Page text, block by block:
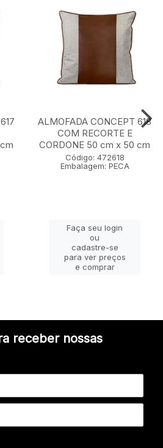
ALMOFADA CONCEPT 618
COM RECORTE E
CORDONE 50 cm x 50 cm
Código: 472618
Embalagem: PECA
Faça seu login
ou
cadastre-se
para ver preços
e comprar
receber nossas